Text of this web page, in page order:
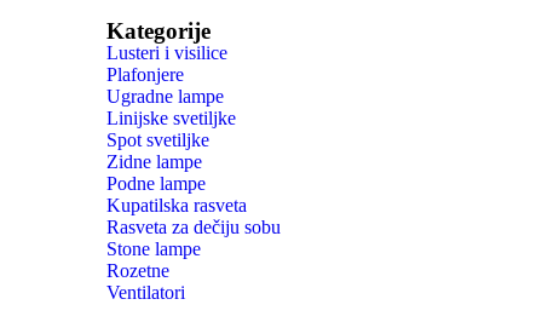
Kategorije
Lusteri i visilice
Plafonjere
Ugradne lampe
Linijske svetiljke
Spot svetiljke
Zidne lampe
Podne lampe
Kupatilska rasveta
Rasveta za dečiju sobu
Stone lampe
Rozetne
Ventilatori